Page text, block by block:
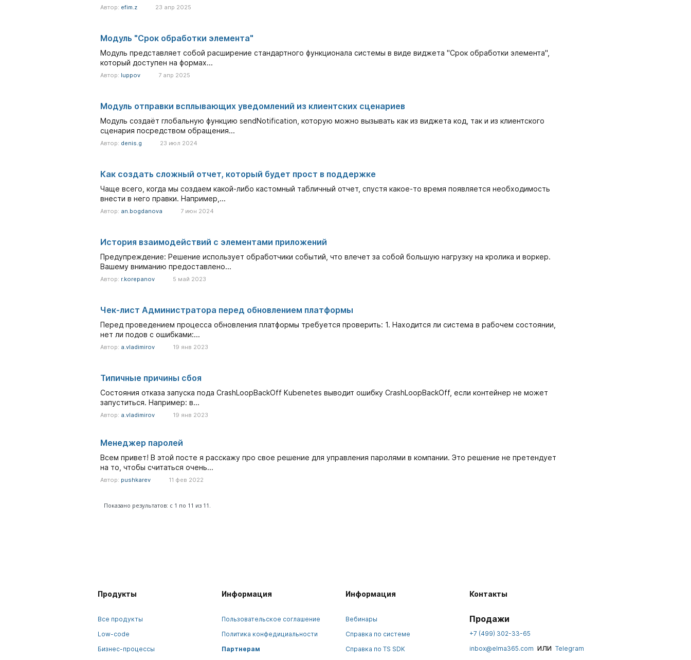
Автор: efim.z 23 апр 2025
Модуль "Срок обработки элемента"
Модуль представляет собой расширение стандартного функционала системы в виде виджета "Срок обработки элемента",
который доступен на формах...
Автор: luppov 7 апр 2025
Модуль отправки всплывающих уведомлений из клиентских сценариев
Модуль создаёт глобальную функцию sendNotification, которую можно вызывать как из виджета код, так и из клиентского
сценария посредством обращения...
Автор: denis.g 23 июл 2024
Как создать сложный отчет, который будет прост в поддержке
Чаще всего, когда мы создаем какой-либо кастомный табличный отчет, спустя какое-то время появляется необходимость
внести в него правки. Например,...
Автор: an.bogdanova 7 июн 2024
История взаимодействий с элементами приложений
Предупреждение: Решение использует обработчики событий, что влечет за собой большую нагрузку на кролика и воркер.
Вашему вниманию предоставлено...
Автор: r.korepanov 5 май 2023
Чек-лист Администратора перед обновлением платформы
Перед проведением процесса обновления платформы требуется проверить: 1. Находится ли система в рабочем состоянии,
нет ли подов с ошибками:...
Автор: a.vladimirov 19 янв 2023
Типичные причины сбоя
Состояния отказа запуска пода CrashLoopBackOff Kubenetes выводит ошибку CrashLoopBackOff, если контейнер не может
запуститься. Например: в...
Автор: a.vladimirov 19 янв 2023
Менеджер паролей
Всем привет! В этой посте я расскажу про свое решение для управления паролями в компании. Это решение не претендует
на то, чтобы считаться очень...
Автор: pushkarev 11 фев 2022
Показано результатов: с 1 по 11 из 11.
Продукты
Все продукты
Low-code
Бизнес-процессы
Информация
Пользовательское соглашение
Политика конфедициальности
Партнерам
Информация
Вебинары
Справка по системе
Справка по TS SDK
Контакты
Продажи
+7 (499) 302-33-65
inbox@elma365.com или Telegram